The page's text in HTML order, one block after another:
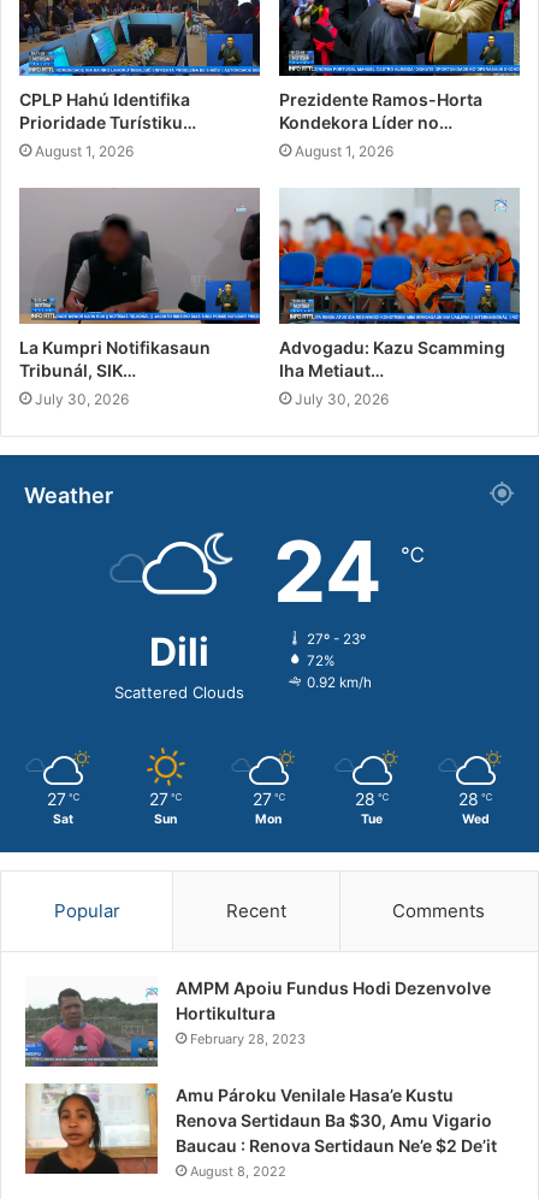
CPLP Hahú Identifika
Prioridade Turístiku…
August 1, 2026
Prezidente Ramos-Horta
Kondekora Líder no…
August 1, 2026
La Kumpri Notifikasaun
Tribunál, SIK…
July 30, 2026
Advogadu: Kazu Scamming
Iha Metiaut…
July 30, 2026
Weather
Dili
Scattered Clouds
24 ℃
27º - 23º
72%
0.92 km/h
27 ℃
Sat
27 ℃
Sun
27 ℃
Mon
28 ℃
Tue
28 ℃
Wed
Popular Recent Comments
AMPM Apoiu Fundus Hodi Dezenvolve
Hortikultura
February 28, 2023
Amu Pároku Venilale Hasa’e Kustu
Renova Sertidaun Ba $30, Amu Vigario
Baucau : Renova Sertidaun Ne’e $2 De’it
August 8, 2022